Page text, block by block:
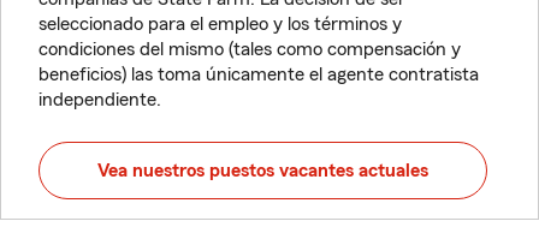
seleccionado para el empleo y los términos y
condiciones del mismo (tales como compensación y
beneficios) las toma únicamente el agente contratista
independiente.
Vea nuestros puestos vacantes actuales